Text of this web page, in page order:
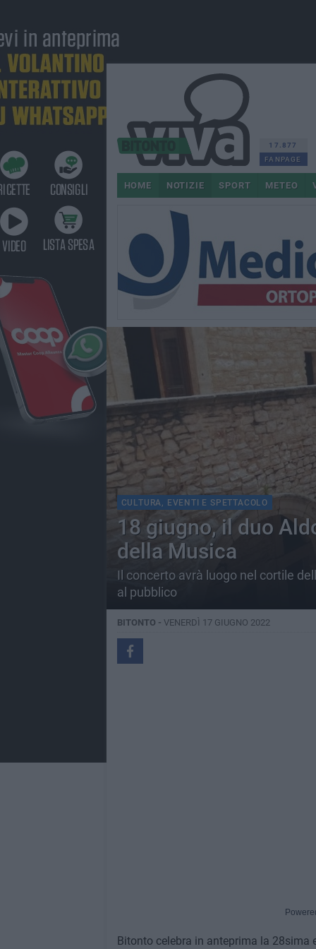
17.877
FANPAGE
HOME NOTIZIE SPORT METEO
CULTURA, EVENTI E SPETTACOLO
18 giugno, il duo
della Musica
Il concerto avrà luogo nel cortile
al pubblico
BITONTO - VENERDÌ 17 GIUGNO 2022
Bitonto celebra in anteprima la 28sima